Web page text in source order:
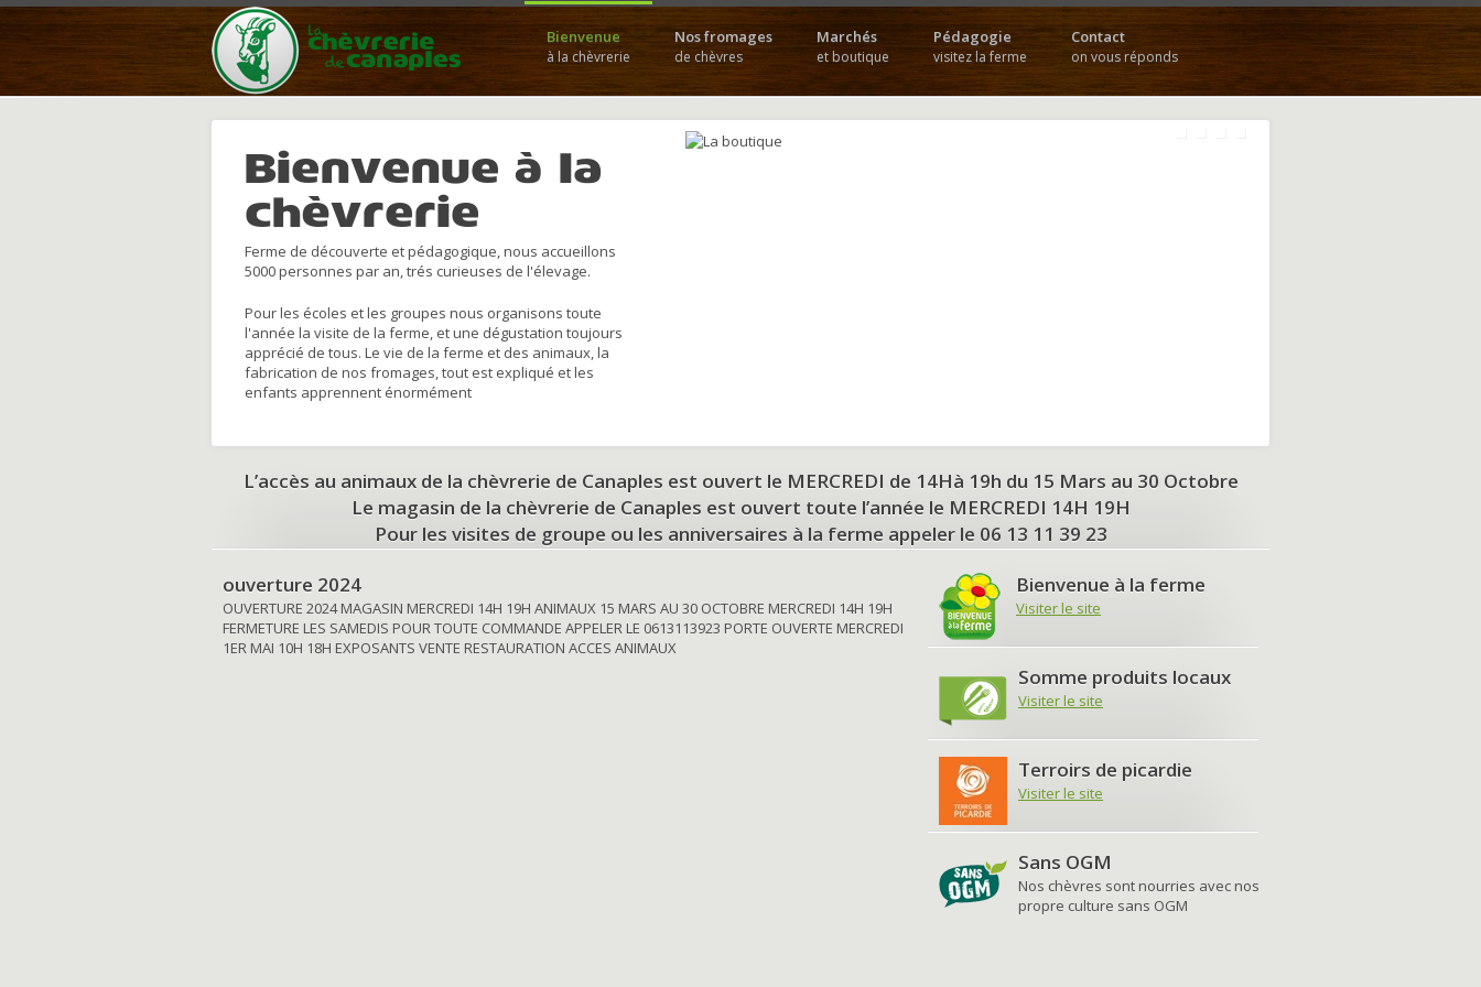
Bienvenue
à la chèvrerie
Nos fromages
de chèvres
Marchés
et boutique
Pédagogie
visitez la ferme
Contact
on vous réponds
Bienvenue à la
chèvrerie
Ferme de découverte et pédagogique, nous accueillons
5000 personnes par an, trés curieuses de l'élevage.
Pour les écoles et les groupes nous organisons toute
l'année la visite de la ferme, et une dégustation toujours
apprécié de tous. Le vie de la ferme et des animaux, la
fabrication de nos fromages, tout est expliqué et les
enfants apprennent énormément
L’accès au animaux de la chèvrerie de Canaples est ouvert le MERCREDI de 14Hà 19h du 15 Mars au 30 Octobre
Le magasin de la chèvrerie de Canaples est ouvert toute l’année le MERCREDI 14H 19H
Pour les visites de groupe ou les anniversaires à la ferme appeler le 06 13 11 39 23
ouverture 2024
OUVERTURE 2024 MAGASIN MERCREDI 14H 19H ANIMAUX 15 MARS AU 30 OCTOBRE MERCREDI 14H 19H
FERMETURE LES SAMEDIS POUR TOUTE COMMANDE APPELER LE 0613113923 PORTE OUVERTE MERCREDI
1ER MAI 10H 18H EXPOSANTS VENTE RESTAURATION ACCES ANIMAUX
Bienvenue à la ferme
Visiter le site
Somme produits locaux
Visiter le site
Terroirs de picardie
Visiter le site
Sans OGM
Nos chèvres sont nourries avec nos
propre culture sans OGM